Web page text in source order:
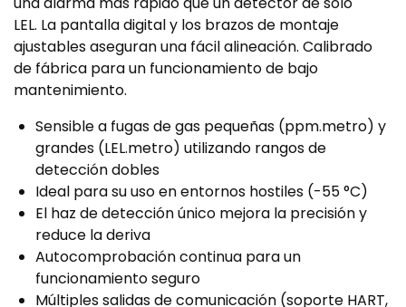
LEL. La pantalla digital y los brazos de montaje
ajustables aseguran una fácil alineación. Calibrado
de fábrica para un funcionamiento de bajo
mantenimiento.
Sensible a fugas de gas pequeñas (ppm.metro) y
grandes (LEL.metro) utilizando rangos de
detección dobles
Ideal para su uso en entornos hostiles (-55 °C)
El haz de detección único mejora la precisión y
reduce la deriva
Autocomprobación continua para un
funcionamiento seguro
Múltiples salidas de comunicación (soporte HART,